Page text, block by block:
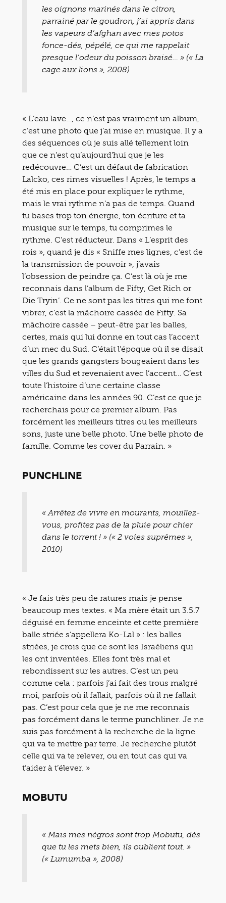
les oignons marinés dans le citron,
parrainé par le goudron, j’ai appris dans
les vapeurs d’afghan avec mes potos
fonce-dés, pépélé, ce qui me rappelait
presque l’odeur du poisson braisé… » (« La
cage aux lions », 2008)
« L’eau lave…, ce n’est pas vraiment un album,
c’est une photo que j’ai mise en musique. Il y a
des séquences où je suis allé tellement loin
que ce n’est qu’aujourd’hui que je les
redécouvre… C’est un défaut de fabrication
Lalcko, ces rimes visuelles ! Après, le temps a
été mis en place pour expliquer le rythme,
mais le vrai rythme n’a pas de temps. Quand
tu bases trop ton énergie, ton écriture et ta
musique sur le temps, tu comprimes le
rythme. C’est réducteur. Dans « L’esprit des
rois », quand je dis « Sniffe mes lignes, c’est de
la transmission de pouvoir », j’avais
l’obsession de peindre ça. C’est là où je me
reconnais dans l’album de Fifty, Get Rich or
Die Tryin’. Ce ne sont pas les titres qui me font
vibrer, c’est la mâchoire cassée de Fifty. Sa
mâchoire cassée – peut-être par les balles,
certes, mais qui lui donne en tout cas l’accent
d’un mec du Sud. C’était l’époque où il se disait
que les grands gangsters bougeaient dans les
villes du Sud et revenaient avec l’accent… C’est
toute l’histoire d’une certaine classe
américaine dans les années 90. C’est ce que je
recherchais pour ce premier album. Pas
forcément les meilleurs titres ou les meilleurs
sons, juste une belle photo. Une belle photo de
famille. Comme les cover du Parrain. »
PUNCHLINE
« Arrêtez de vivre en mourants, mouillez-
vous, profitez pas de la pluie pour chier
dans le torrent ! » (« 2 voies suprêmes »,
2010)
« Je fais très peu de ratures mais je pense
beaucoup mes textes. « Ma mère était un 3.5.7
déguisé en femme enceinte et cette première
balle striée s’appellera Ko-Lal » : les balles
striées, je crois que ce sont les Israéliens qui
les ont inventées. Elles font très mal et
rebondissent sur les autres. C’est un peu
comme cela : parfois j’ai fait des trous malgré
moi, parfois où il fallait, parfois où il ne fallait
pas. C’est pour cela que je ne me reconnais
pas forcément dans le terme punchliner. Je ne
suis pas forcément à la recherche de la ligne
qui va te mettre par terre. Je recherche plutôt
celle qui va te relever, ou en tout cas qui va
t’aider à t’élever. »
MOBUTU
« Mais mes négros sont trop Mobutu, dès
que tu les mets bien, ils oublient tout. »
(« Lumumba », 2008)